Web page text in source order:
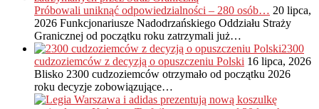
Próbowali uniknąć odpowiedzialności – 280 osób… 20 lipca,
2026 Funkcjonariusze Nadodrzańskiego Oddziału Straży
Granicznej od początku roku zatrzymali już…
2300
cudzoziemców z decyzją o opuszczeniu Polski 16 lipca, 2026
Blisko 2300 cudzoziemców otrzymało od początku 2026
roku decyzje zobowiązujące…